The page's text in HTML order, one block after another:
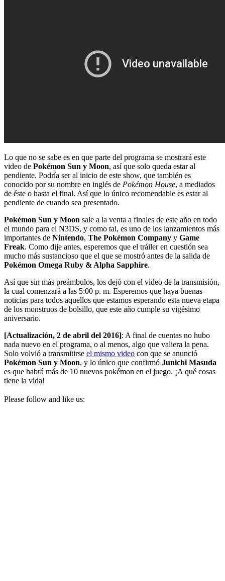
Lo que no se sabe es en que parte del programa se mostrará este
video de Pokémon Sun y Moon, así que solo queda estar al
pendiente. Podría ser al inicio de este show, que también es
conocido por su nombre en inglés de Pokémon House, a mediados
de éste o hasta el final. Así que lo único recomendable es estar al
pendiente de cuando sea presentado.
Pokémon Sun y Moon sale a la venta a finales de este año en todo
el mundo para el N3DS, y como tal, es uno de los lanzamientos más
importantes de Nintendo, The Pokémon Company y Game
Freak. Como dije antes, esperemos que el tráiler en cuestión sea
mucho más sustancioso que el que se mostró antes de la salida de
Pokémon Omega Ruby & Alpha Sapphire.
Así que sin más preámbulos, los dejó con el video de la transmisión,
la cual comenzará a las 5:00 p. m. Esperemos que haya buenas
noticias para todos aquellos que estamos esperando esta nueva etapa
de los monstruos de bolsillo, que este año cumple su vigésimo
aniversario.
[Actualización, 2 de abril del 2016]: A final de cuentas no hubo
nada nuevo en el programa, o al menos, algo que valiera la pena.
Solo volvió a transmitirse el mismo video con que se anunció
Pokémon Sun y Moon, y lo único que confirmó Junichi Masuda
es que habrá más de 10 nuevos pokémon en el juego. ¡A qué cosas
tiene la vida!
Please follow and like us: